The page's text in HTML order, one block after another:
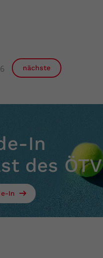
nächste
In
des ÖTV
In